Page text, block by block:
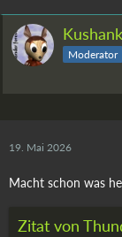
Moderator
19. Mai 2026
Macht schon was
Zitat von